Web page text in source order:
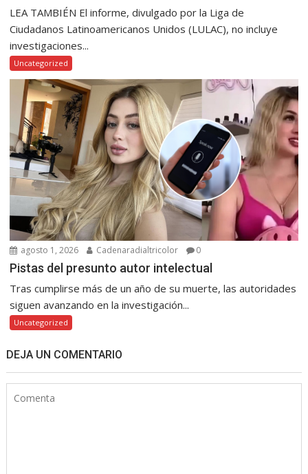
LEA TAMBIÉN El informe, divulgado por la Liga de
Ciudadanos Latinoamericanos Unidos (LULAC), no incluye
investigaciones...
Uncategorized
agosto 1, 2026 Cadenaradialtricolor 0
Pistas del presunto autor intelectual
Tras cumplirse más de un año de su muerte, las autoridades
siguen avanzando en la investigación...
Uncategorized
DEJA UN COMENTARIO